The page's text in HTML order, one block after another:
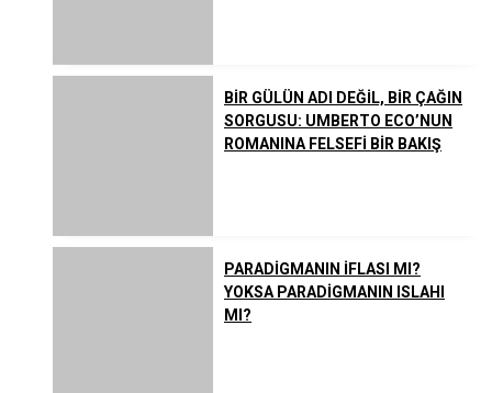
BİR GÜLÜN ADI DEĞİL, BİR ÇAĞIN
SORGUSU: UMBERTO ECO’NUN
ROMANINA FELSEFİ BİR BAKIŞ
PARADİGMANIN İFLASI MI?
YOKSA PARADİGMANIN ISLAHI
MI?